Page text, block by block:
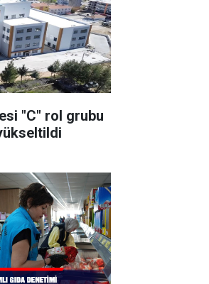
"C" rol grubu